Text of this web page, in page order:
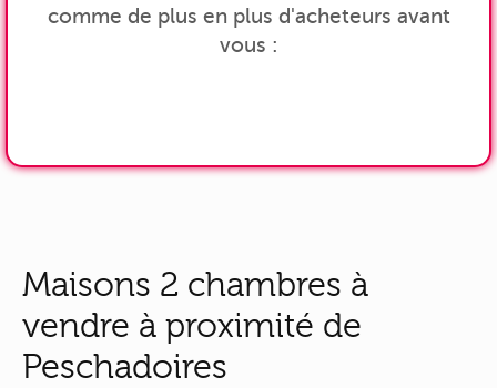
comme de plus en plus d'acheteurs avant
vous :
Maisons 2 chambres à
vendre à proximité de
Peschadoires